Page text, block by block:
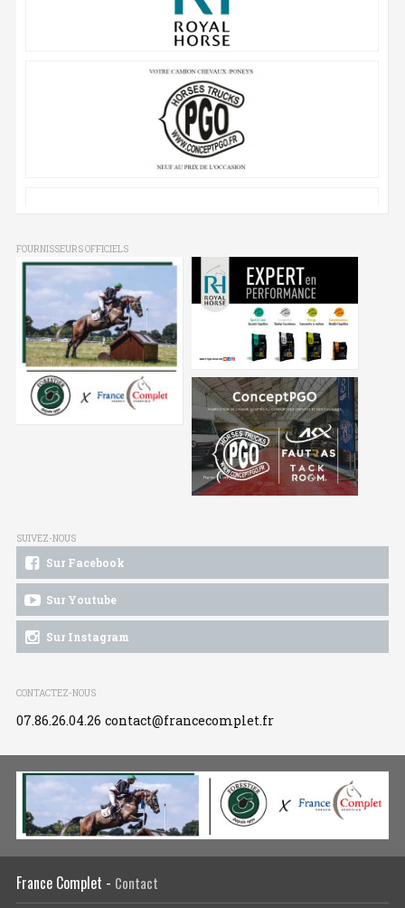
FOURNISSEURS OFFICIELS
SUIVEZ-NOUS
Sur Facebook
Sur Youtube
Sur Instagram
CONTACTEZ-NOUS
07.86.26.04.26 contact@francecomplet.fr
France Complet - Contact